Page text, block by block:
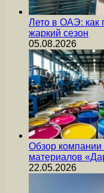
Лето в ОАЭ: как
жаркий сезон
05.08.2026
Обзор компании
материалов
22.05.2026